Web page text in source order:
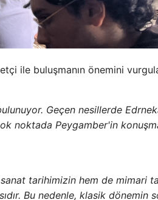
ile buluşmanın önemini
Geçen nesillerde
noktada Peygamber'in
tarihimizin hem de mimari
Bu nedenle, klasik dönemin